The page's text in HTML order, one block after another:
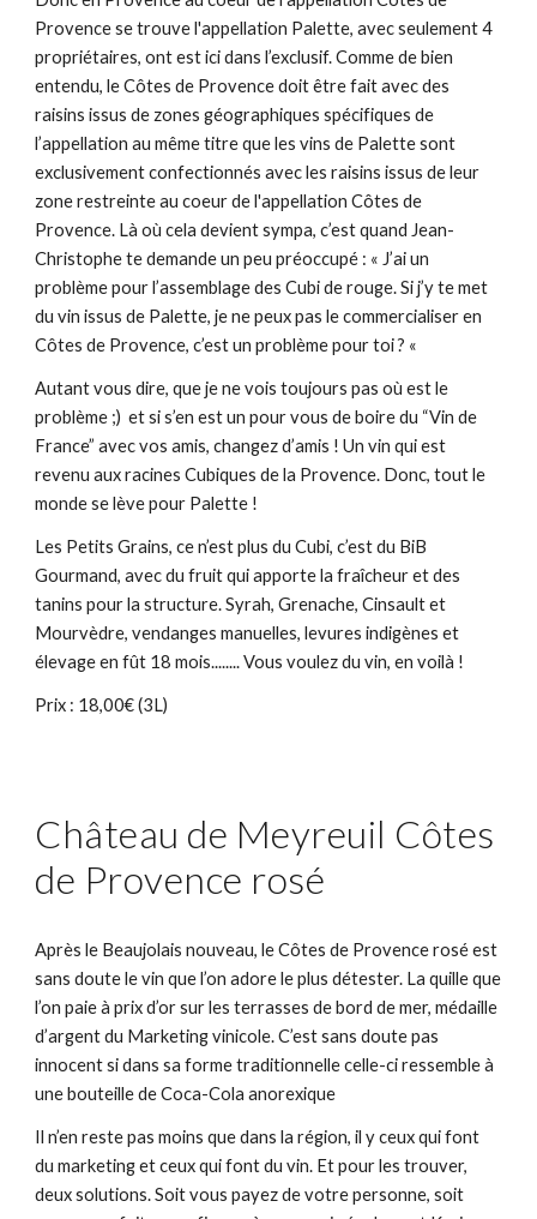
Provence se trouve l'appellation Palette, avec seulement 4
propriétaires, ont est ici dans l’exclusif. Comme de bien
entendu, le Côtes de Provence doit être fait avec des
raisins issus de zones géographiques spécifiques de
l’appellation au même titre que les vins de Palette sont
exclusivement confectionnés avec les raisins issus de leur
zone restreinte au coeur de l'appellation Côtes de
Provence. Là où cela devient sympa, c’est quand Jean-
Christophe te demande un peu préoccupé : « J’ai un
problème pour l’assemblage des Cubi de rouge. Si j’y te met
du vin issus de Palette, je ne peux pas le commercialiser en
Côtes de Provence, c’est un problème pour toi ? «
Autant vous dire, que je ne vois toujours pas où est le
problème ;)  et si s’en est un pour vous de boire du “Vin de
France” avec vos amis, changez d’amis ! Un vin qui est
revenu aux racines Cubiques de la Provence. Donc, tout le
monde se lève pour Palette !
Les Petits Grains, ce n’est plus du Cubi, c’est du BiB
Gourmand, avec du fruit qui apporte la fraîcheur et des
tanins pour la structure. Syrah, Grenache, Cinsault et
Mourvèdre, vendanges manuelles, levures indigènes et
élevage en fût 18 mois........ Vous voulez du vin, en voilà !
Prix : 18,00€ (3L)
Château de Meyreuil Côtes
de Provence rosé
Après le Beaujolais nouveau, le Côtes de Provence rosé est
sans doute le vin que l’on adore le plus détester. La quille que
l’on paie à prix d’or sur les terrasses de bord de mer, médaille
d’argent du Marketing vinicole. C’est sans doute pas
innocent si dans sa forme traditionnelle celle-ci ressemble à
une bouteille de Coca-Cola anorexique
Il n’en reste pas moins que dans la région, il y ceux qui font
du marketing et ceux qui font du vin. Et pour les trouver,
deux solutions. Soit vous payez de votre personne, soit